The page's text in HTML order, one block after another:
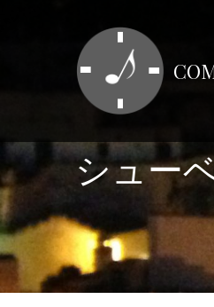
キ
ッ
プ
シュー